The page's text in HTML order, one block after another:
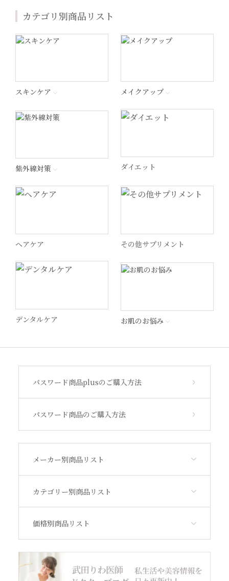
パスワード商品plusのご購入方法
パスワード商品のご購入方法
メーカー別商品リスト
カテゴリー別商品リスト
価格別商品リスト
Lekarka（レカルカ）
MSS
カテゴリ別商品リスト
スキンケア メイクアップ
紫外線対策 ダイエット
ヘアケア その他サプリメント
デンタルケア お肌のお悩み